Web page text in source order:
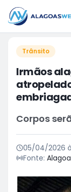
Trânsito
Irmãos
Corpos
05/04/2026 às
Fonte: